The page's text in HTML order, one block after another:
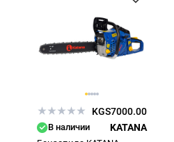
KGS7000.00
В наличии KATANA